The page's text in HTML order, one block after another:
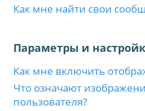
Как мне найти свои
Параметры и
Как мне включить
Что означают
пользователя?